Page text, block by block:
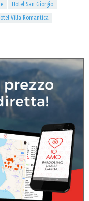
Hotel San Giorgio
Villa Romantica